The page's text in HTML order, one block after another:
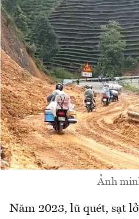
Ảnh
Năm 2023, lũ quét, sạt